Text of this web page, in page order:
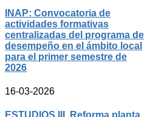
INAP: Convocatoria de
actividades formativas
centralizadas del programa de
desempeño en el ámbito local
para el primer semestre de
2026
16-03-2026